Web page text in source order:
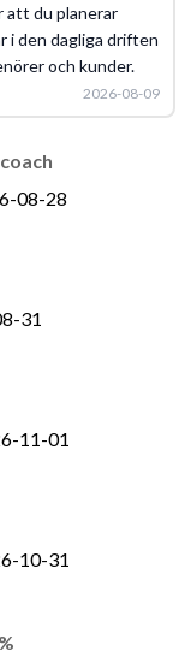
att du planerar
i den dagliga driften
och kunder.
2026-08-09
08-28
31
11-01
10-31